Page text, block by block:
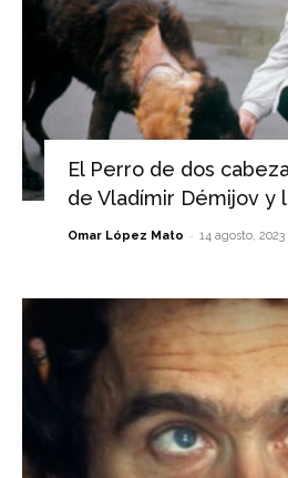
El Perro de dos
de Vladímir Démijov y
Omar López Mato - 14 agosto, 2023